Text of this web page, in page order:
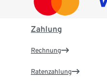
Zahlung
Rechnung
Ratenzahlung